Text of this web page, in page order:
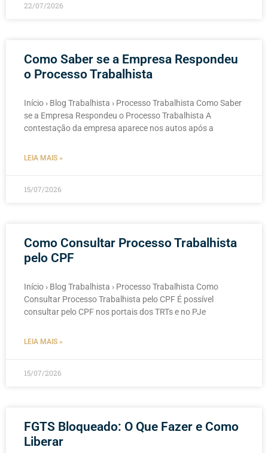
22/07/2026
Como Saber se a Empresa Respondeu
o Processo Trabalhista
Início › Blog Trabalhista › Processo Trabalhista Como Saber
se a Empresa Respondeu o Processo Trabalhista A
contestação da empresa aparece nos autos após a
LEIA MAIS »
15/07/2026
Como Consultar Processo Trabalhista
pelo CPF
Início › Blog Trabalhista › Processo Trabalhista Como
Consultar Processo Trabalhista pelo CPF É possível
consultar pelo CPF nos portais dos TRTs e no PJe
LEIA MAIS »
15/07/2026
FGTS Bloqueado: O Que Fazer e Como
Liberar